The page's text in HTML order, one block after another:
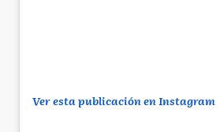
Ver esta publicación en Instagram